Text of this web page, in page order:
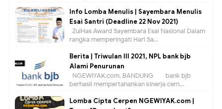
Info Lomba Menulis | Sayembara Menulis
Esai Santri (Deadline 22 Nov 2021)
ZulHas Award Sayembara Esai Nasional Dalam
rangka memperingati Hari Sa...
Berita | Triwulan III 2021, NPL bank bjb
Alami Penurunan
NGEWIYAK.com, BANDUNG — bank bjb
berhasil mempertahankan kinerja cem...
Lomba Cipta Cerpen NGEWIYAK.com |